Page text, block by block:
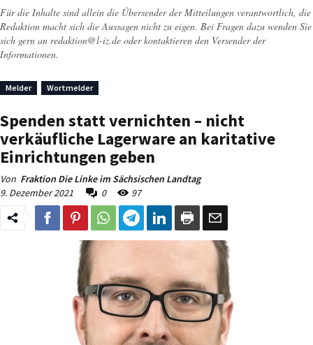
Für die Inhalte sind allein die Übersender der Mitteilungen verantwortlich, die
Redaktion macht sich die Aussagen nicht zu eigen. Bei Fragen dazu wenden Sie
sich gern an redaktion@l-iz.de oder kontaktieren den Versender der
Informationen.
Melder Wortmelder
Spenden statt vernichten – nicht
verkäufliche Lagerware an karitative
Einrichtungen geben
Von Fraktion Die Linke im Sächsischen Landtag
9. Dezember 2021
0 97